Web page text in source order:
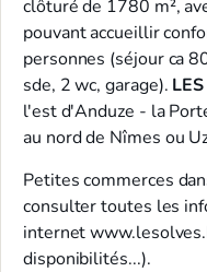
clôturé de 1780 m²,
pouvant accueillir
personnes (séjour ca
sde, 2 wc, garage).
l'est d'Anduze - la
au nord de Nîmes ou
Petites commerces
consulter toutes les
internet
disponibilités...).